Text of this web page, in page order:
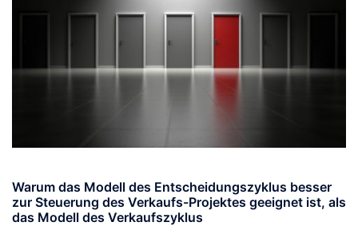
Warum das Modell des Entscheidungszyklus besser
zur Steuerung des Verkaufs-Projektes geeignet ist, als
das Modell des Verkaufszyklus